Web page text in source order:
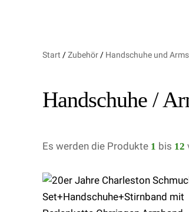
Start /Zubehör/ Handschuhe und
Handschuhe /
Es werden die Produkte 1 bis 12